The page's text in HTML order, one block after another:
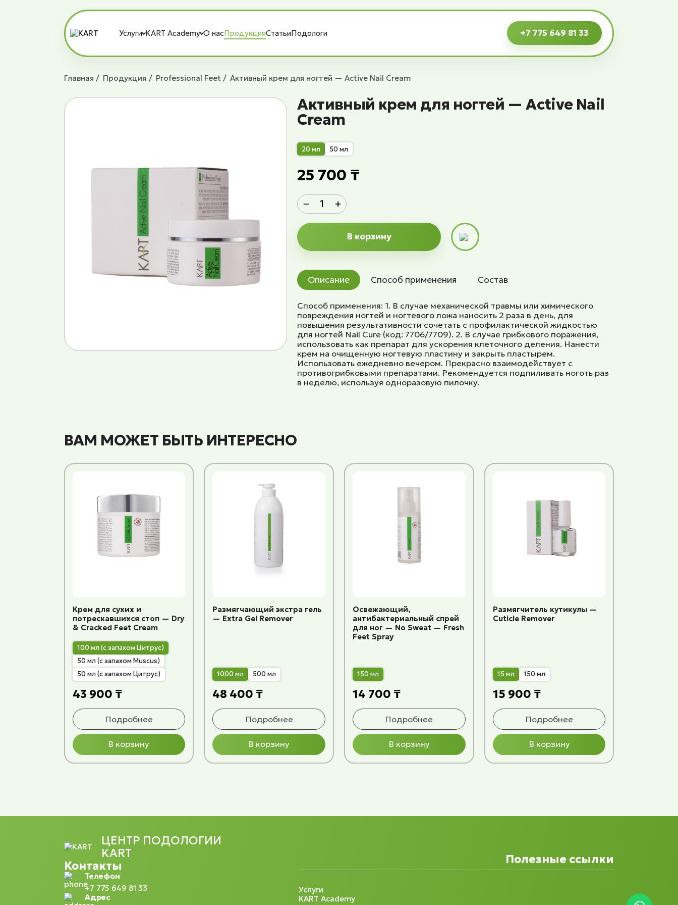
Услуги KART Academy О насПродукцияСтатьиПодологи +7 775 649 81 33
Главная Продукция Professional Feet Активный крем для ногтей — Active Nail Cream
Активный крем для ногтей — Active Nail
Cream
20 мл 50 мл
25 700 ₸
− +
В корзину
Описание Способ применения Состав
Способ применения: 1. В случае механической травмы или химического
повреждения ногтей и ногтевого ложа наносить 2 раза в день, для
повышения результативности сочетать с профилактической жидкостью
для ногтей Nail Cure (код: 7706/7709). 2. В случае грибкового поражения,
использовать как препарат для ускорения клеточного деления. Нанести
крем на очищенную ногтевую пластину и закрыть пластырем.
Использовать ежедневно вечером. Прекрасно взаимодействует с
противогрибковыми препаратами. Рекомендуется подпиливать ноготь раз
в неделю, используя одноразовую пилочку.
ВАМ МОЖЕТ БЫТЬ ИНТЕРЕСНО
Крем для сухих и
потрескавшихся стоп — Dry
& Cracked Feet Cream
100 мл (с запахом Цитрус)
50 мл (с запахом Muscus)
50 мл (с запахом Цитрус)
43 900 ₸
Подробнее
В корзину
Размягчающий экстра гель
— Extra Gel Remover
1000 мл 500 мл
48 400 ₸
Подробнее
В корзину
Освежающий,
антибактериальный спрей
для ног — No Sweat — Fresh
Feet Spray
150 мл
14 700 ₸
Подробнее
В корзину
Размягчитель кутикулы —
Cuticle Remover
15 мл 150 мл
15 900 ₸
Подробнее
В корзину
ЦЕНТР ПОДОЛОГИИ
KART
Контакты
Телефон
+7 775 649 81 33
Адрес
Полезные ссылки
Услуги
KART Academy